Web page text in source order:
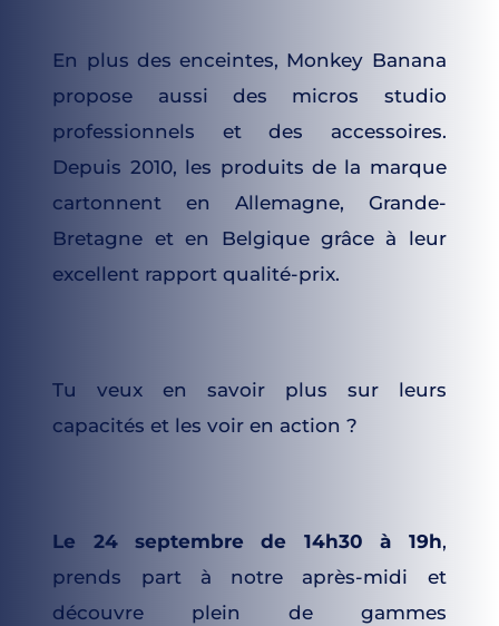
En plus des enceintes, Monkey Banana
propose aussi des micros studio
professionnels et des accessoires.
Depuis 2010, les produits de la marque
cartonnent en Allemagne, Grande-
Bretagne et en Belgique grâce à leur
excellent rapport qualité-prix.
Tu veux en savoir plus sur leurs
capacités et les voir en action ?
Le 24 septembre de 14h30 à 19h,
prends part à notre après-midi et
découvre plein de gammes